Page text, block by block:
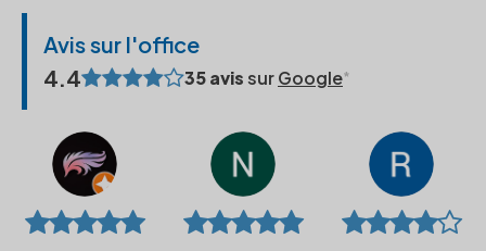
Avis sur l'office
4.4
35 avissurGoogle